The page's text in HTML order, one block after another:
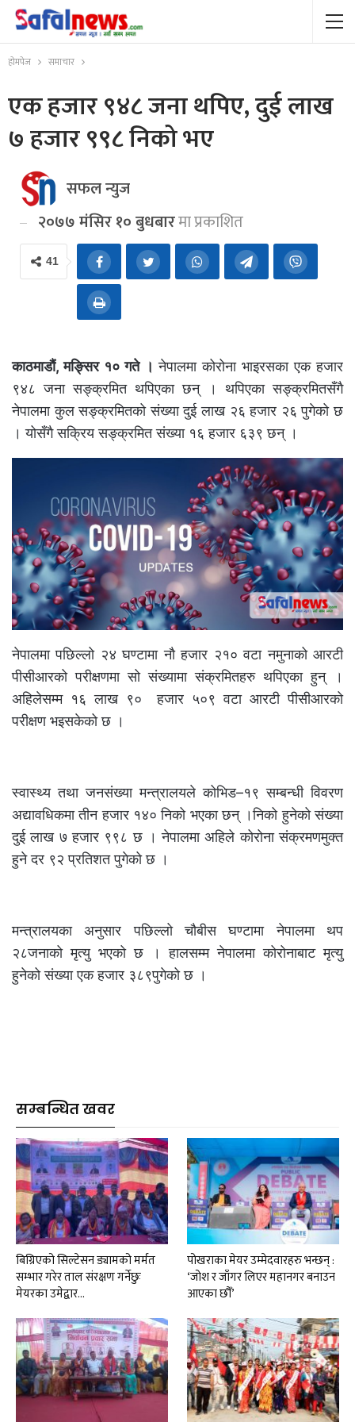
होमपेज समाचार
एक हजार ९४८ जना थपिए, दुई लाख
७ हजार ९९८ निको भए
सफल न्युज
२०७७ मंसिर १० बुधबारमा प्रकाशित
41
काठमाडौं, मङ्सिर १० गते ।नेपालमा कोरोना भाइरसका एक हजार
९४८ जना सङ्क्रमित थपिएका छन् । थपिएका सङ्क्रमितसँगै
नेपालमा कुल सङ्क्रमितको संख्या दुई लाख २६ हजार २६ पुगेको छ
। योसँगै सक्रिय सङ्क्रमित संख्या १६ हजार ६३९ छन् ।
नेपालमा पछिल्लो २४ घण्टामा नाै हजार २१० वटा नमुनाको आरटी
पीसीआरको परीक्षणमा सो संख्यामा संक्रमितहरु थपिएका हुन् ।
अहिलेसम्म १६ लाख ९० हजार ५०९ वटा आरटी पीसीआरको
परीक्षण भइसकेको छ ।
स्वास्थ्य तथा जनसंख्या मन्त्रालयले कोभिड–१९ सम्बन्धी विवरण
अद्यावधिकमा तीन हजार १४० निको भएका छन् ।निको हुनेको संख्या
दुई लाख ७ हजार ९९८ छ । नेपालमा अहिले कोरोना संक्रमणमुक्त
हुने दर ९२ प्रतिशत पुगेको छ ।
मन्त्रालयका अनुसार पछिल्लो चौबीस घण्टामा नेपालमा थप
२८जनाको मृत्यु भएको छ । हालसम्म नेपालमा कोरोनाबाट मृत्यु
हुनेको संख्या एक हजार ३८९पुगेको छ ।
सम्बन्धित खवर
बिग्रिएको सिल्टेसन ड्यामको मर्मत
सम्भार गरेर ताल संरक्षण गर्नेछुः
मेयरका उमेद्वार…
पोखराका मेयर उम्मेदवारहरु भन्छन् :
‘जोश र जाँगर लिएर महानगर बनाउन
आएका छौँ’